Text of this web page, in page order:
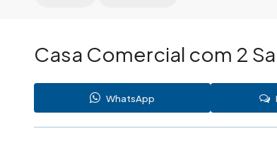
Casa Comercial com 2
WhatsApp